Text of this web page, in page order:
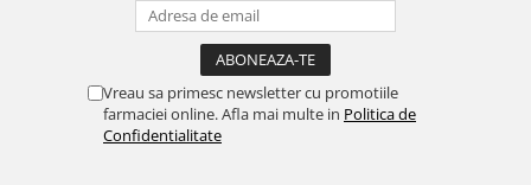
Vreau sa primesc newsletter cu promotiile
farmaciei online. Afla mai multe in Politica de
Confidentialitate